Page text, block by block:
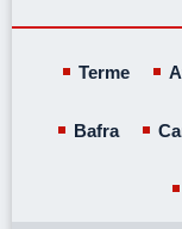
Terme
Bafra